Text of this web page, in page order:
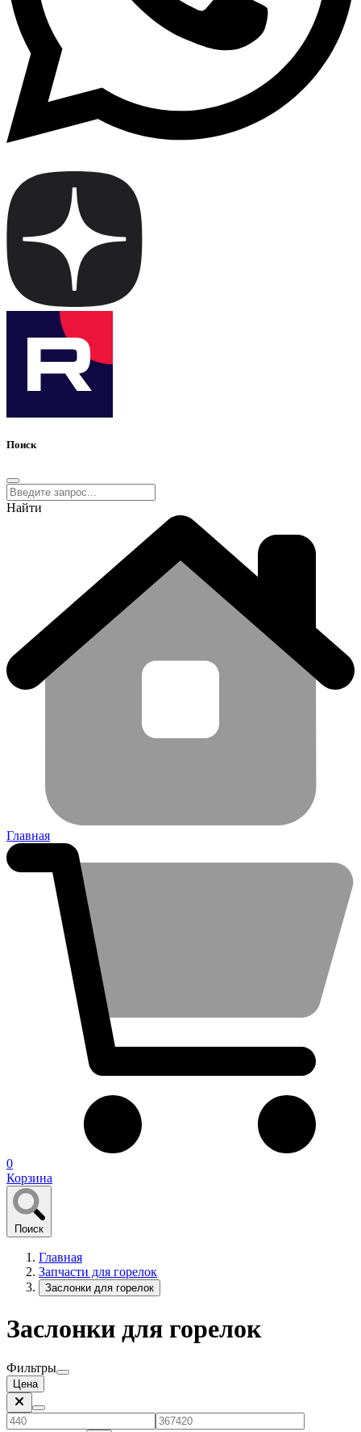
Поиск
Найти
Главная
0
Корзина
Поиск
Главная
Запчасти для горелок
Заслонки для горелок
Заслонки для горелок
Фильтры
Цена